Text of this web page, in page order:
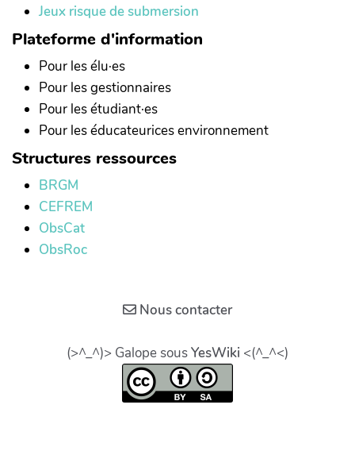
Jeux risque de submersion
Plateforme d'information
Pour les élu·es
Pour les gestionnaires
Pour les étudiant·es
Pour les éducateurices environnement
Structures ressources
BRGM
CEFREM
ObsCat
ObsRoc
Nous contacter
(>^_^)> Galope sousYesWiki <(^_^<)